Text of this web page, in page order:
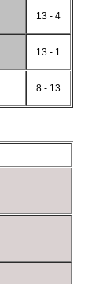
13 - 4
13 - 1
8 - 13